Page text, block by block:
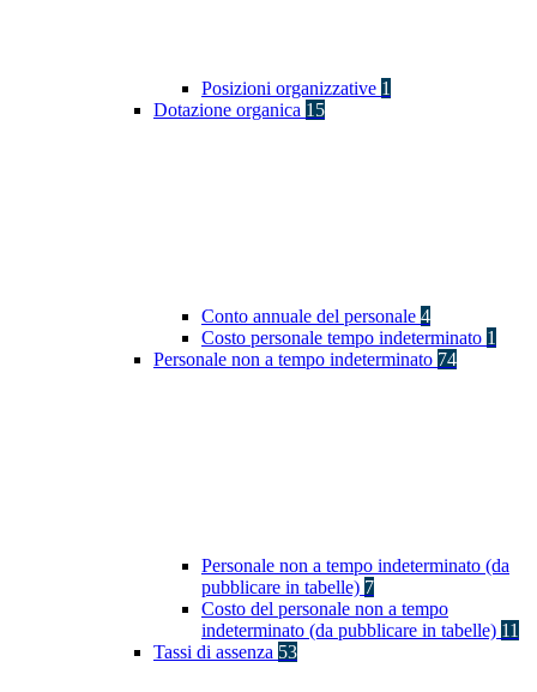
Posizioni organizzative 1
Dotazione organica 15
Conto annuale del personale 4
Costo personale tempo indeterminato 1
Personale non a tempo indeterminato 74
Personale non a tempo indeterminato (da
pubblicare in tabelle) 7
Costo del personale non a tempo
indeterminato (da pubblicare in tabelle) 11
Tassi di assenza 53